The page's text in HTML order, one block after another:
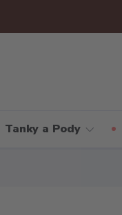
Tanky a Pody